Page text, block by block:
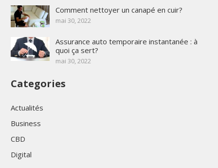
Comment nettoyer un canapé en cuir?
mai 30, 2022
Assurance auto temporaire instantanée : à
quoi ça sert?
mai 30, 2022
Categories
Actualités
Business
CBD
Digital